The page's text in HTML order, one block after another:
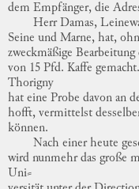
dem Empfänger, die
Herr Damas,
Seine und Marne, hat,
zweckmäßige
von 15 Pfd. Kaffe gemacht.
Thorigny
hat eine Probe davon an
hofft, vermittelst
können.
Nach einer heute
wird nunmehr das große
Uni⸗